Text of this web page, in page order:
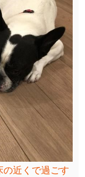
の近くで過ごす